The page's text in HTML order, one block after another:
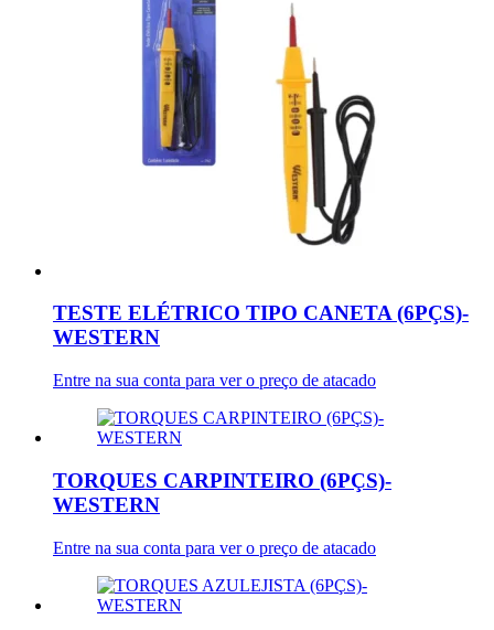
TESTE ELÉTRICO TIPO CANETA (6PÇS)-
WESTERN
Entre na sua conta para ver o preço de atacado
TORQUES CARPINTEIRO (6PÇS)-
WESTERN
Entre na sua conta para ver o preço de atacado